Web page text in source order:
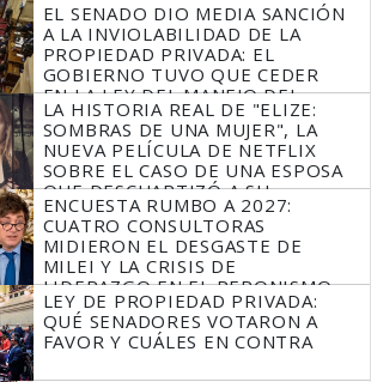
EL SENADO DIO MEDIA SANCIÓN
A LA INVIOLABILIDAD DE LA
PROPIEDAD PRIVADA: EL
GOBIERNO TUVO QUE CEDER
EN LA LEY DEL MANEJO DEL
FUEGO
LA HISTORIA REAL DE "ELIZE:
SOMBRAS DE UNA MUJER", LA
NUEVA PELÍCULA DE NETFLIX
SOBRE EL CASO DE UNA ESPOSA
QUE DESCUARTIZÓ A SU
MARIDO
ENCUESTA RUMBO A 2027:
CUATRO CONSULTORAS
MIDIERON EL DESGASTE DE
MILEI Y LA CRISIS DE
LIDERAZGO EN EL PERONISMO
LEY DE PROPIEDAD PRIVADA:
QUÉ SENADORES VOTARON A
FAVOR Y CUÁLES EN CONTRA